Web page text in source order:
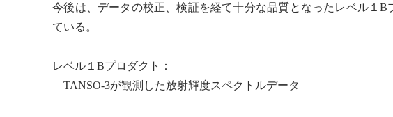
今後は、データの校正、検証を経て十分な品質となったレベル１
ている。
レベル１Bプロダクト：
TANSO-3が観測した放射輝度スペクトルデータ